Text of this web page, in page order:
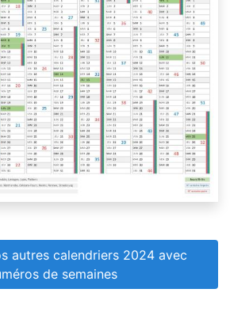
autres calendriers 2024 avec
de semaines